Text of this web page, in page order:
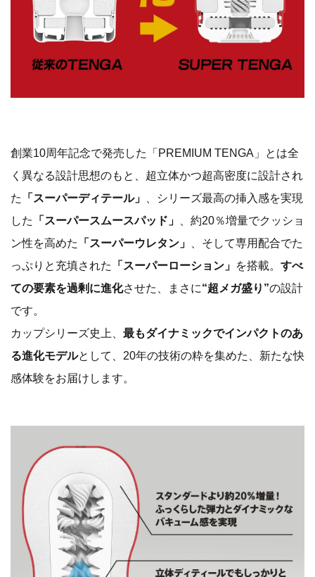
創業10周年記念で発売した「PREMIUM TENGA」とは全
く異なる設計思想のもと、超立体かつ超高密度に設計され
た
「スーパーディテール」
、シリーズ最高の挿入感を実現
した
「スーパースムースパッド」
、約20％増量でクッショ
ン性を高めた
「スーパーウレタン」
、そして専用配合でた
っぷりと充填された
「スーパーローション」 を搭載。 すべ
ての要素を過剰に進化させた、まさに“超メガ盛り”の設計
です。
カップシリーズ史上、 最もダイナミックでインパクトのあ
る進化モデルとして、20年の技術の粋を集めた、新たな快
感体験をお届けします。